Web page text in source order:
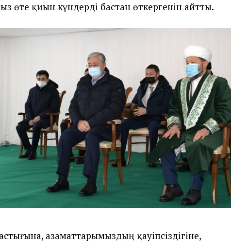
өте қиын күндерді бастан өткергенін айтты.
азаматтарымыздың қауіпсіздігіне,